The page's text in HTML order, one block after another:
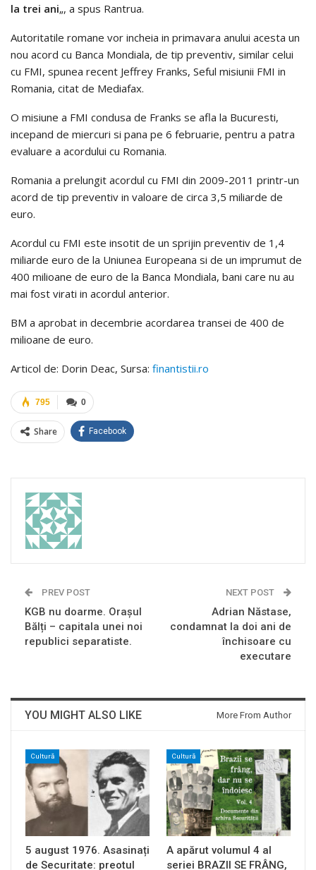
la trei ani„, a spus Rantrua.
Autoritatile romane vor incheia in primavara anului acesta un
nou acord cu Banca Mondiala, de tip preventiv, similar celui
cu FMI, spunea recent Jeffrey Franks, Seful misiunii FMI in
Romania, citat de Mediafax.
O misiune a FMI condusa de Franks se afla la Bucuresti,
incepand de miercuri si pana pe 6 februarie, pentru a patra
evaluare a acordului cu Romania.
Romania a prelungit acordul cu FMI din 2009-2011 printr-un
acord de tip preventiv in valoare de circa 3,5 miliarde de
euro.
Acordul cu FMI este insotit de un sprijin preventiv de 1,4
miliarde euro de la Uniunea Europeana si de un imprumut de
400 milioane de euro de la Banca Mondiala, bani care nu au
mai fost virati in acordul anterior.
BM a aprobat in decembrie acordarea transei de 400 de
milioane de euro.
Articol de: Dorin Deac, Sursa: finantistii.ro
0
795
Share Facebook
PREV POST
KGB nu doarme. Orașul
Bălți – capitala unei noi
republici separatiste.
NEXT POST
Adrian Năstase,
condamnat la doi ani de
închisoare cu
executare
YOU MIGHT ALSO LIKE More From Author
Cultură
5 august 1976. Asasinați
de Securitate: preotul
Cultură
A apărut volumul 4 al
seriei BRAZII SE FRÂNG,